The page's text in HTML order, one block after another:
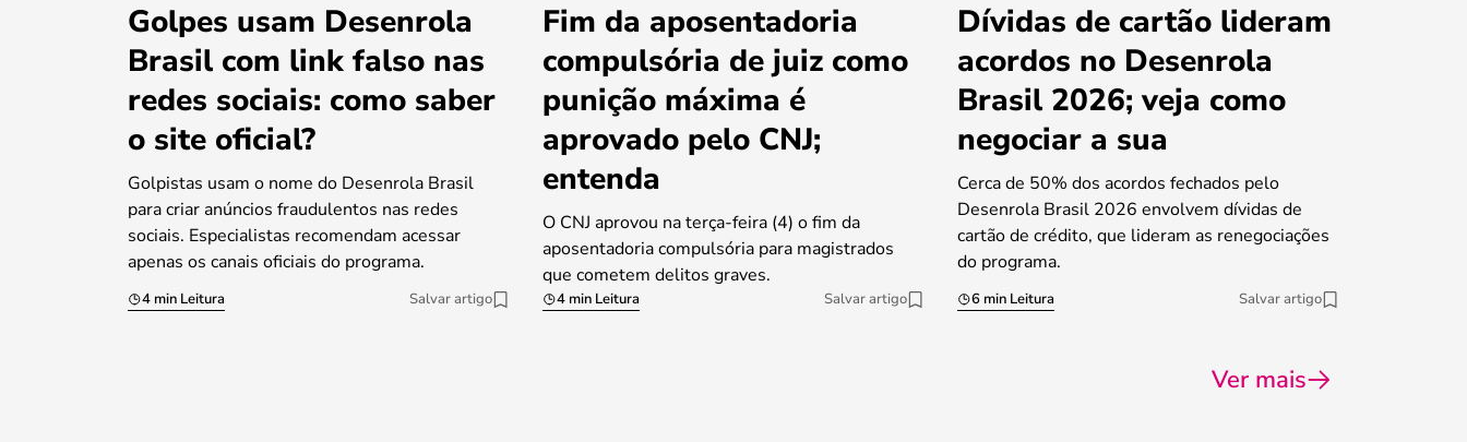
Golpes usam Desenrola
Brasil com link falso nas
redes sociais: como saber
o site oficial?
Golpistas usam o nome do Desenrola Brasil
para criar anúncios fraudulentos nas redes
sociais. Especialistas recomendam acessar
apenas os canais oficiais do programa.
4 min Leitura Salvar artigo
Fim da aposentadoria
compulsória de juiz como
punição máxima é
aprovado pelo CNJ;
entenda
O CNJ aprovou na terça-feira (4) o fim da
aposentadoria compulsória para magistrados
que cometem delitos graves.
4 min Leitura Salvar artigo
Dívidas de cartão lideram
acordos no Desenrola
Brasil 2026; veja como
negociar a sua
Cerca de 50% dos acordos fechados pelo
Desenrola Brasil 2026 envolvem dívidas de
cartão de crédito, que lideram as renegociações
do programa.
6 min Leitura Salvar artigo
Ver mais